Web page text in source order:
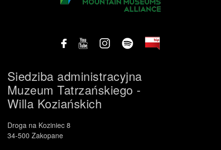
Siedziba administracyjna
Muzeum Tatrzańskiego -
Willa Koziańskich
Droga na Koziniec 8
34-500 Zakopane